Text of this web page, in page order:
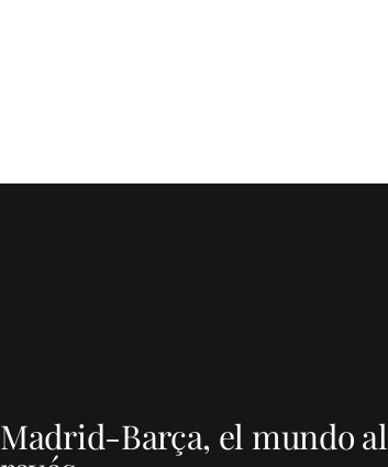
Madrid-Barça, el mundo al